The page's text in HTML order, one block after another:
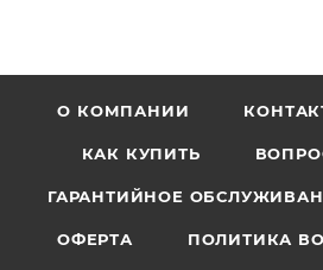
О КОМПАНИИ
КАК КУПИТЬ
ГАРАНТИЙНОЕ
ОФЕРТА ПОЛИТИКА